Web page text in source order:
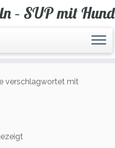
– SUP mit Hund
verschlagwortet mit